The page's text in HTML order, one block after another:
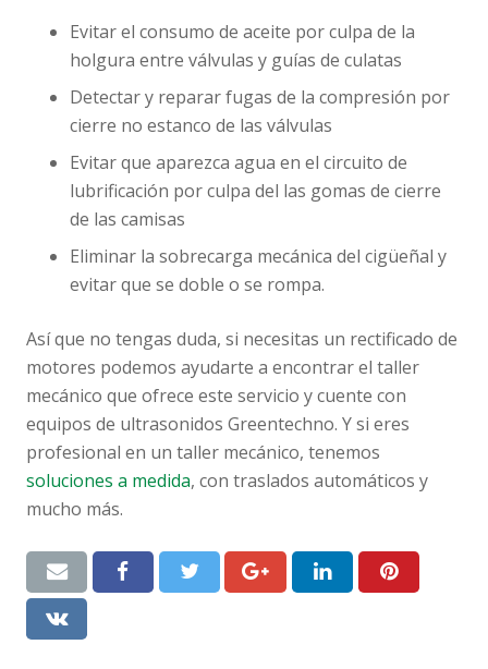
Evitar el consumo de aceite por culpa de la
holgura entre válvulas y guías de culatas
Detectar y reparar fugas de la compresión por
cierre no estanco de las válvulas
Evitar que aparezca agua en el circuito de
lubrificación por culpa del las gomas de cierre
de las camisas
Eliminar la sobrecarga mecánica del cigüeñal y
evitar que se doble o se rompa.
Así que no tengas duda, si necesitas un rectificado de
motores podemos ayudarte a encontrar el taller
mecánico que ofrece este servicio y cuente con
equipos de ultrasonidos Greentechno. Y si eres
profesional en un taller mecánico, tenemos
soluciones a medida, con traslados automáticos y
mucho más.